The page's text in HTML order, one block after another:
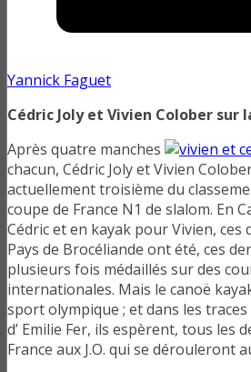
Yannick Faguet
Cédric Joly et Vivien Colober sur
Après quatre manches
chacun, Cédric Joly et Vivien
actuellement troisième du
coupe de France N1 de slalom. En
Cédric et en kayak pour Vivien, ces
Pays de Brocéliande ont été, ces
plusieurs fois médaillés sur des
internationales. Mais le canoë
sport olympique ; et dans les
d’ Emilie Fer, ils espèrent, tous les
France aux J.O. qui se dérouleront